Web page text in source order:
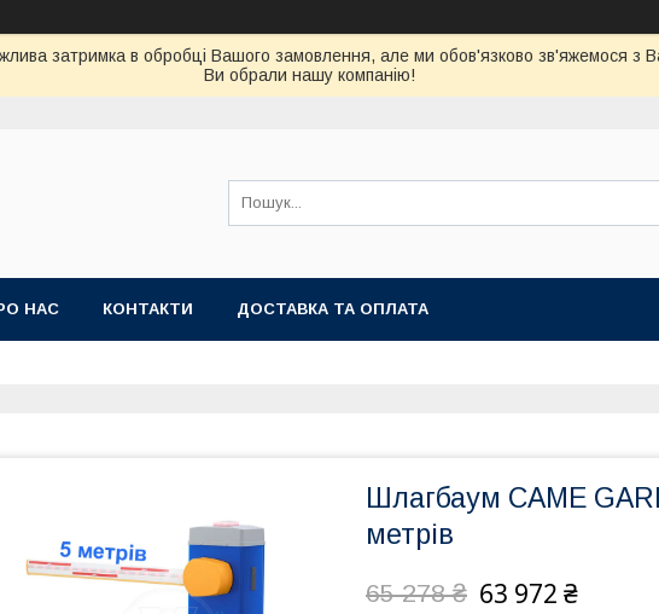
затримка в обробці Вашого замовлення, але ми обов'язково зв'яжемося
Ви обрали нашу компанію!
НАС КОНТАКТИ ДОСТАВКА ТА ОПЛАТА
Шлагбаум CAME
метрів
65 278 ₴ 63 972 ₴